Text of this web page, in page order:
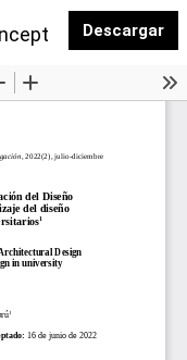
del
Descargar